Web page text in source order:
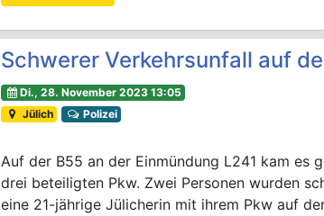
Schwerer Verkehrsunfall auf
Di., 28. November 2023 13:05
Jülich
Polizei
Auf der B55 an der Einmündung L241 kam es
drei beteiligten Pkw. Zwei Personen wurden
eine 21-jährige Jülicherin mit ihrem Pkw auf